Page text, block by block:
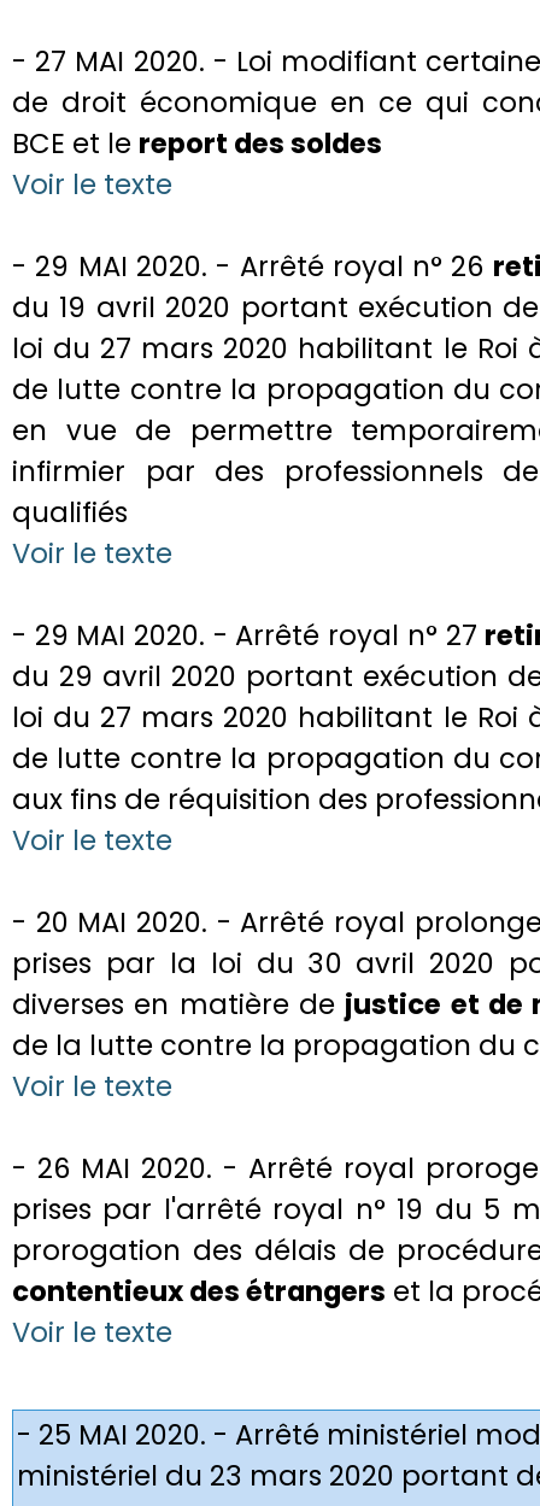
- 27 MAI 2020. - Loi modifiant
de droit économique en ce qui
BCE et le report des soldes
Voir le texte
- 29 MAI 2020. - Arrêté royal n° 26
du 19 avril 2020 portant exécution
loi du 27 mars 2020 habilitant le Roi
de lutte contre la propagation du
en vue de permettre
infirmier par des professionnels
qualifiés
Voir le texte
- 29 MAI 2020. - Arrêté royal n° 27
du 29 avril 2020 portant exécution
loi du 27 mars 2020 habilitant le Roi
de lutte contre la propagation du
aux fins de réquisition des
Voir le texte
- 20 MAI 2020. - Arrêté royal
prises par la loi du 30 avril 2020
diverses en matière de justice et de
de la lutte contre la propagation du
Voir le texte
- 26 MAI 2020. - Arrêté royal
prises par l'arrêté royal n° 19 du 5
prorogation des délais de
contentieux des étrangers et la
Voir le texte
- 25 MAI 2020. - Arrêté ministériel
ministériel du 23 mars 2020 portant